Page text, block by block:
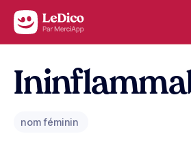
Aller au contenu
nom féminin